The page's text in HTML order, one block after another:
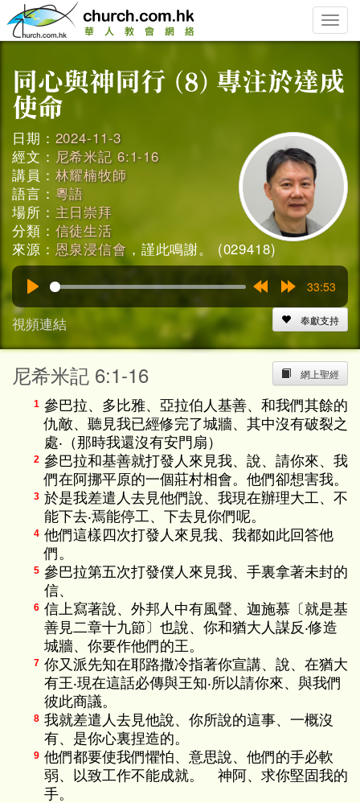
Toggle
日期： 2024-11-3
經文： 尼希米記 6:1-16
講員： 林耀楠牧師
語言： 粵語
場所： 主日崇拜
分類： 信徒生活
來源： 恩泉浸信會 ，謹此鳴謝。 (029418)
15s
33:53
視頻連結 奉獻支持
網上聖經
尼希米記 6:1-16
1 參巴拉、多比雅、亞拉伯人基善、和我們其餘的
仇敵、聽見我已經修完了城牆、其中沒有破裂之
處‧（那時我還沒有安門扇）
2 參巴拉和基善就打發人來見我、說、請你來、我
們在阿挪平原的一個莊村相會。他們卻想害我。
3 於是我差遣人去見他們說、我現在辦理大工、不
能下去‧焉能停工、下去見你們呢。
4 他們這樣四次打發人來見我、我都如此回答他
們。
5 參巴拉第五次打發僕人來見我、手裏拿著未封的
信、
6 信上寫著說、外邦人中有風聲、迦施慕〔就是基
善見二章十九節〕也說、你和猶大人謀反‧修造
城牆、你要作他們的王。
7 你又派先知在耶路撒冷指著你宣講、說、在猶大
有王‧現在這話必傳與王知‧所以請你來、與我們
彼此商議。
8 我就差遣人去見他說、你所說的這事、一概沒
有、是你心裏捏造的。
9 他們都要使我們懼怕、意思說、他們的手必軟
弱、以致工作不能成就。 神阿、求你堅固我的
手。